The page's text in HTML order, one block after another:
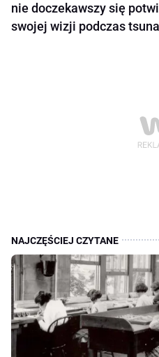
nie doczekawszy się
swojej wizji podczas